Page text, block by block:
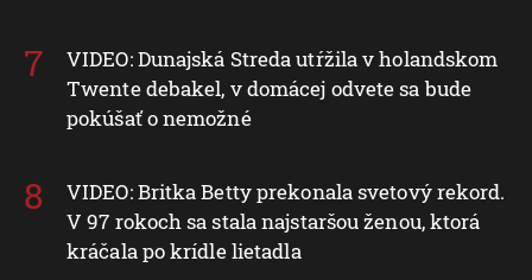
VIDEO: Dunajská Streda utŕžila v holandskom
Twente debakel, v domácej odvete sa bude
pokúšať o nemožné
VIDEO: Britka Betty prekonala svetový rekord.
V 97 rokoch sa stala najstaršou ženou, ktorá
kráčala po krídle lietadla